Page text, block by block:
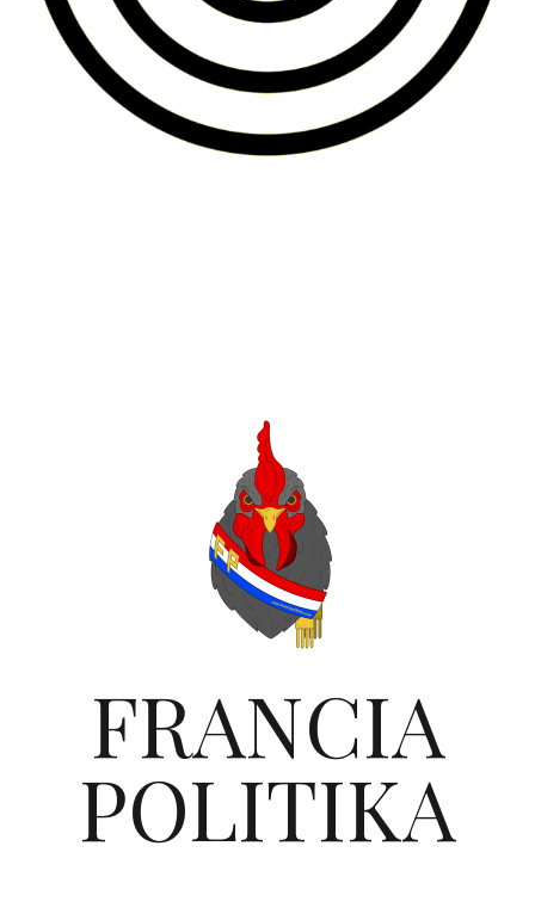
FRANCIA
POLITIKA